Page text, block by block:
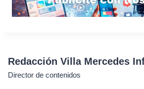
Redacción Villa Mercedes
Director de contenidos